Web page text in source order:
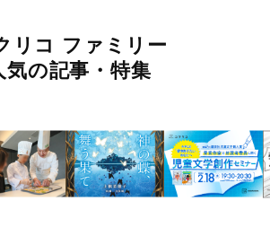
リコ ファミリー
気の記事・特集